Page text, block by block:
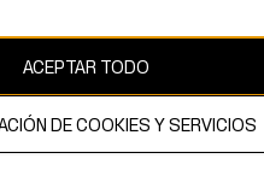
ACEPTAR TODO
DE COOKIES Y SERVICIOS